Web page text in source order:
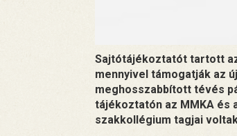
Sajtótájékoztatót tartott
mennyivel támogatják az
meghosszabbított tévés
tájékoztatón az MMKA és
szakkollégium tagjai